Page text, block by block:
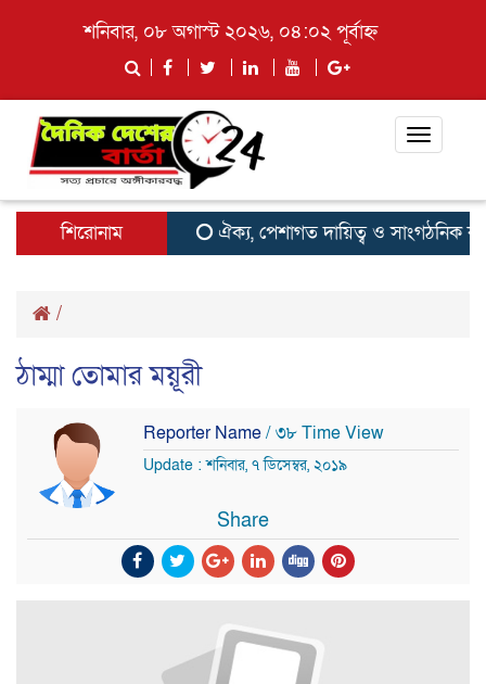
শনিবার, ০৮ অগাস্ট ২০২৬, ০৪:০২ পূর্বাহ্ন
Toggle
শিরোনাম ঐক্য, পেশাগত দায়িত্ব ও সাংগঠনিক
/
ঠাম্মা তোমার ময়ূরী
Reporter Name/ ৩৮ Time View
Update : শনিবার, ৭ ডিসেম্বর, ২০১৯
Share